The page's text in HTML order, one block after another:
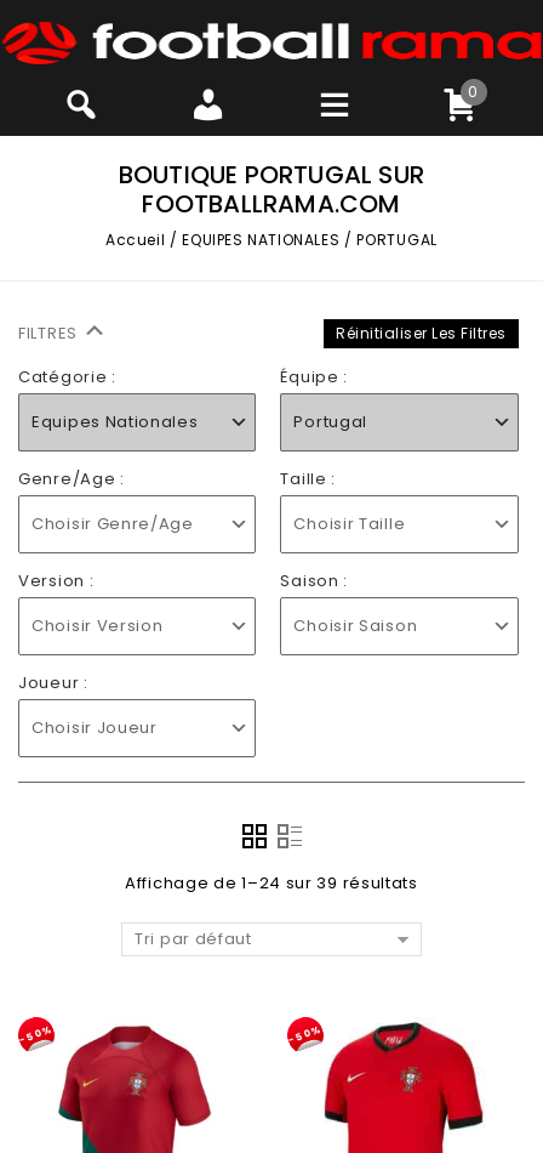
0
BOUTIQUE PORTUGAL SUR
FOOTBALLRAMA.COM
Accueil /EQUIPES NATIONALES /PORTUGAL
FILTRES Réinitialiser Les Filtres
Catégorie :
Equipes Nationales
Équipe :
Portugal
Genre/Age :
Choisir Genre/Age
Taille :
Choisir Taille
Version :
Choisir Version
Saison :
Choisir Saison
Joueur :
Choisir Joueur
Affichage de 1–24 sur 39 résultats
Tri par défaut
-50% -50%